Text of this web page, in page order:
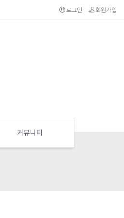
로그인 회원가입
커뮤니티